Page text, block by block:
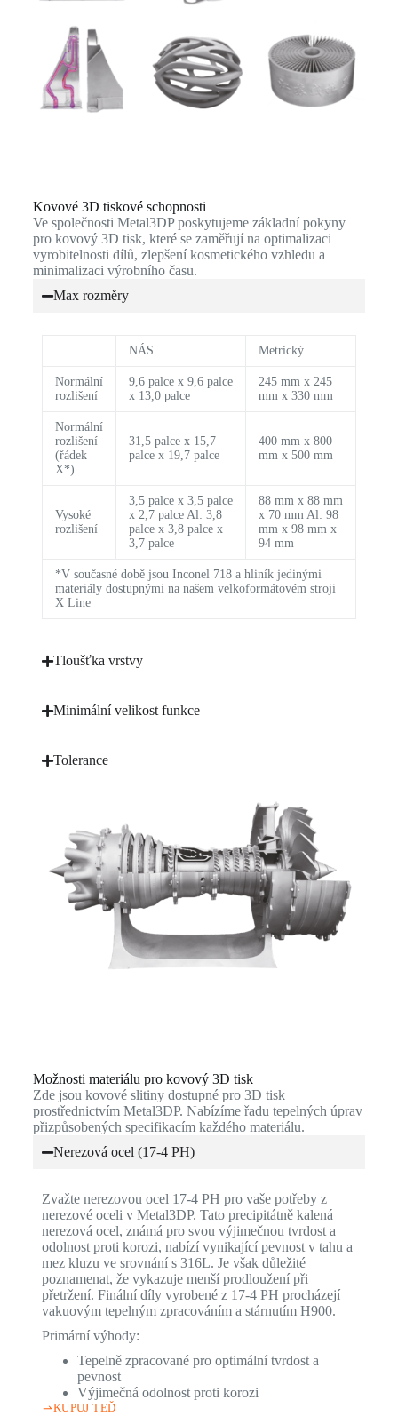
Kovové 3D tiskové schopnosti
Ve společnosti Metal3DP poskytujeme základní pokyny
pro kovový 3D tisk, které se zaměřují na optimalizaci
vyrobitelnosti dílů, zlepšení kosmetického vzhledu a
minimalizaci výrobního času.
Max rozměry
NÁS Metrický
Normální
rozlišení
9,6 palce x 9,6 palce
x 13,0 palce
245 mm x 245
mm x 330 mm
Normální
rozlišení
(řádek
X*)
31,5 palce x 15,7
palce x 19,7 palce
400 mm x 800
mm x 500 mm
Vysoké
rozlišení
3,5 palce x 3,5 palce
x 2,7 palce Al: 3,8
palce x 3,8 palce x
3,7 palce
88 mm x 88 mm
x 70 mm Al: 98
mm x 98 mm x
94 mm
*V současné době jsou Inconel 718 a hliník jedinými
materiály dostupnými na našem velkoformátovém stroji
X Line
Tloušťka vrstvy
Minimální velikost funkce
Tolerance
Možnosti materiálu pro kovový 3D tisk
Zde jsou kovové slitiny dostupné pro 3D tisk
prostřednictvím Metal3DP. Nabízíme řadu tepelných úprav
přizpůsobených specifikacím každého materiálu.
Nerezová ocel (17-4 PH)
Zvažte nerezovou ocel 17-4 PH pro vaše potřeby z
nerezové oceli v Metal3DP. Tato precipitátně kalená
nerezová ocel, známá pro svou výjimečnou tvrdost a
odolnost proti korozi, nabízí vynikající pevnost v tahu a
mez kluzu ve srovnání s 316L. Je však důležité
poznamenat, že vykazuje menší prodloužení při
přetržení. Finální díly vyrobené z 17-4 PH procházejí
vakuovým tepelným zpracováním a stárnutím H900.
Primární výhody:
Tepelně zpracované pro optimální tvrdost a
pevnost
Výjimečná odolnost proti korozi
KUPUJ TEĎ